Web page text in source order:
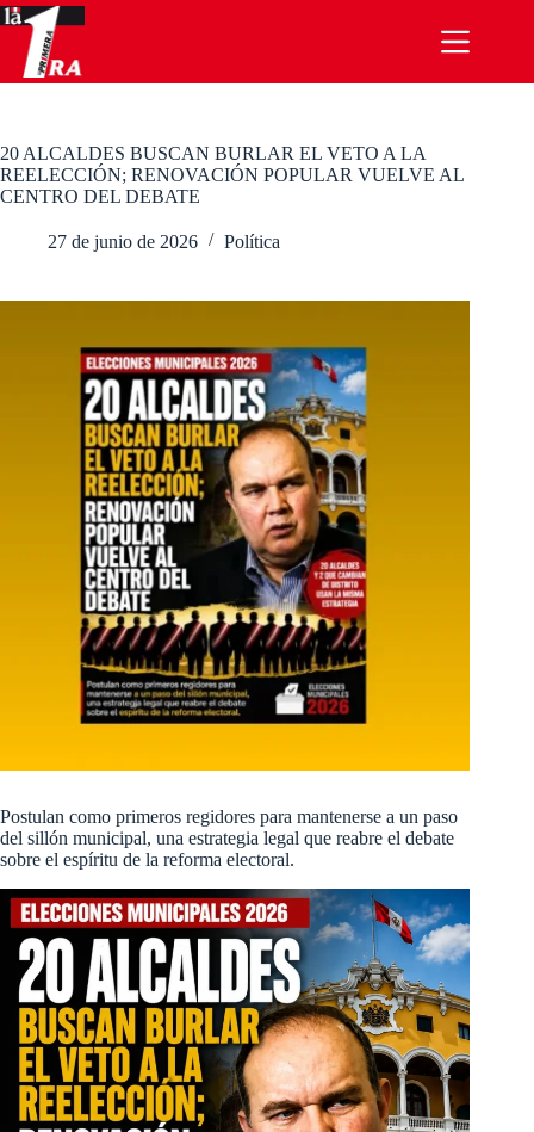
Saltar
al
contenido
20 ALCALDES BUSCAN BURLAR EL VETO A LA
REELECCIÓN; RENOVACIÓN POPULAR VUELVE AL
CENTRO DEL DEBATE
27 de junio de 2026 Política
Postulan como primeros regidores para mantenerse a un paso
del sillón municipal, una estrategia legal que reabre el debate
sobre el espíritu de la reforma electoral.